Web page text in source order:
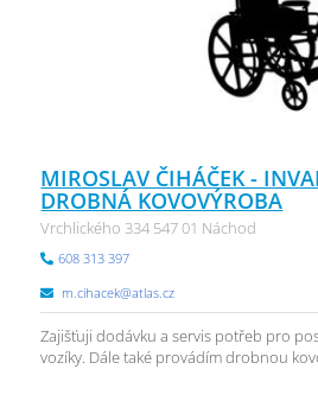
MIROSLAV ČIHÁČEK -
DROBNÁ KOVOVÝROBA
Vrchlického 334 547 01 Náchod
608 313 397
m.cihacek@atlas.cz
Zajišťuji dodávku a servis potřeb pro
vozíky. Dále také provádím drobnou